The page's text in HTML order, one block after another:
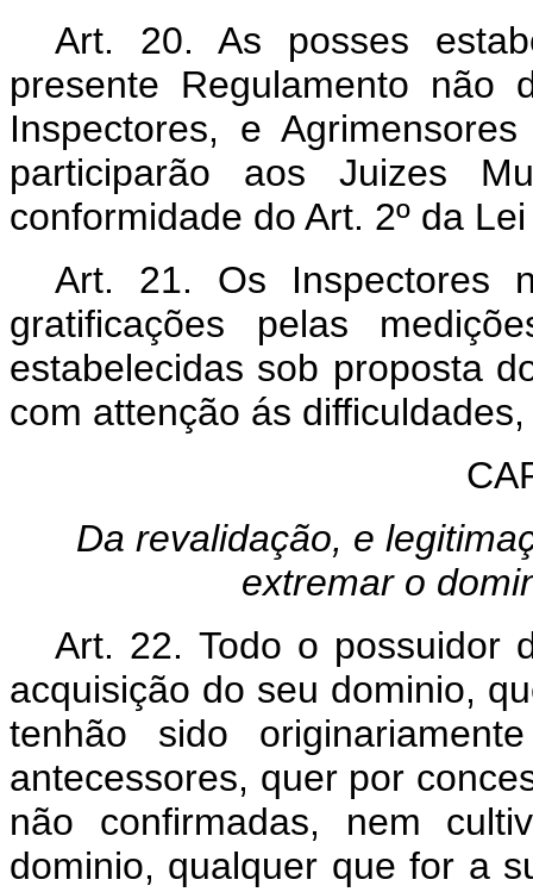
Art. 20. As posses
presente Regulamento não
Inspectores, e
participarão aos Juizes
conformidade do Art. 2º da
Art. 21. Os Inspectores
gratificações pelas
estabelecidas sob proposta
com attenção ás
Da revalidação, e
extremar o
Art. 22. Todo o possuidor
acquisição do seu dominio,
tenhão sido
antecessores, quer por
não confirmadas, nem
dominio, qualquer que for a